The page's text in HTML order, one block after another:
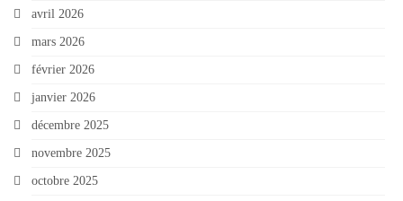
avril 2026
mars 2026
février 2026
janvier 2026
décembre 2025
novembre 2025
octobre 2025